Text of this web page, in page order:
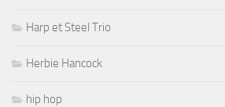
Harp et Steel Trio
Herbie Hancock
hip hop